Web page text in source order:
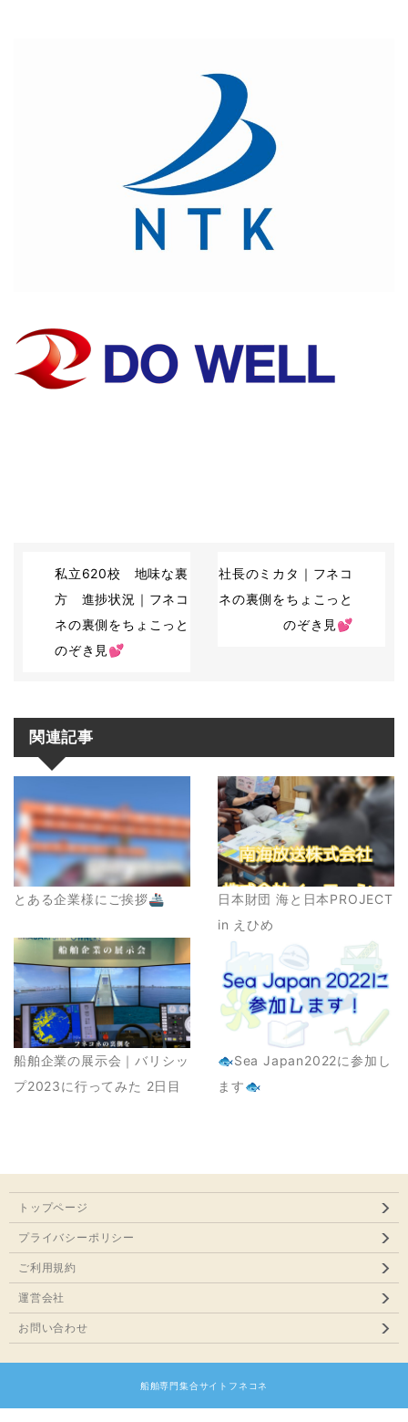
私立620校 地味な裏
方 進捗状況｜フネコ
ネの裏側をちょこっと
のぞき見💕
社長のミカタ｜フネコ
ネの裏側をちょこっと
のぞき見💕
関連記事
とある企業様にご挨拶🚢
日本財団 海と日本PROJECT
in えひめ
船舶企業の展示会｜バリシッ
プ2023に行ってみた 2日目
🐟Sea Japan2022に参加し
ます🐟
トップページ
プライバシーポリシー
ご利用規約
運営会社
お問い合わせ
船舶専門集合サイトフネコネ